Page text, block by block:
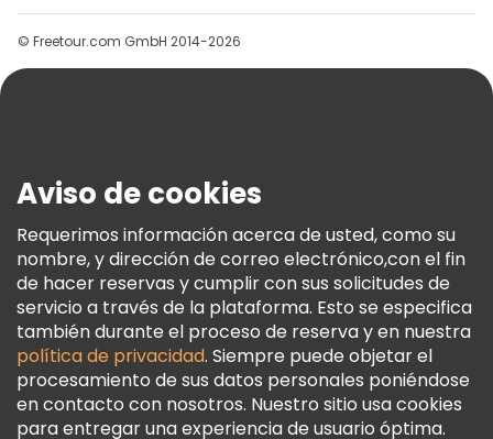
Grupos
Ayuda
Términos E Información Legal
Política De Cookies
Freetour Premios
Programa De Fidelidad
© Freetour.com GmbH 2014-2026
Aviso de cookies
Requerimos información acerca de usted, como su
nombre, y dirección de correo electrónico,con el fin
de hacer reservas y cumplir con sus solicitudes de
servicio a través de la plataforma. Esto se especifica
también durante el proceso de reserva y en nuestra
política de privacidad. Siempre puede objetar el
procesamiento de sus datos personales poniéndose
en contacto con nosotros. Nuestro sitio usa cookies
para entregar una experiencia de usuario óptima.